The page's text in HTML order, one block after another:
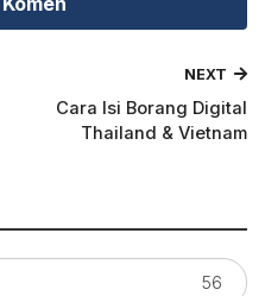
NEXT
Cara Isi Borang Digital
Thailand & Vietnam
56